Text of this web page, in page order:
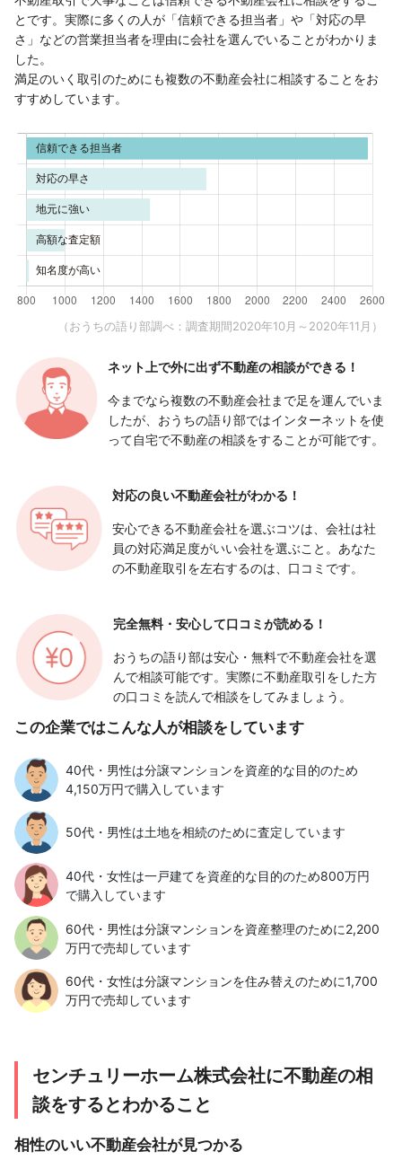
とです。実際に多くの人が「信頼できる担当者」や「対応の早
さ」などの営業担当者を理由に会社を選んでいることがわかりま
した。
満足のいく取引のためにも複数の不動産会社に相談することをお
すすめしています。
（おうちの語り部調べ：調査期間2020年10月～2020年11月）
ネット上で外に出ず不動産の相談ができる！
今までなら複数の不動産会社まで足を運んでいま
したが、おうちの語り部ではインターネットを使
って自宅で不動産の相談をすることが可能です。
対応の良い不動産会社がわかる！
安心できる不動産会社を選ぶコツは、会社は社
員の対応満足度がいい会社を選ぶこと。あなた
の不動産取引を左右するのは、口コミです。
完全無料・安心して口コミが読める！
おうちの語り部は安心・無料で不動産会社を選
んで相談可能です。実際に不動産取引をした方
の口コミを読んで相談をしてみましょう。
この企業ではこんな人が相談をしています
40代・男性は分譲マンションを資産的な目的のため
4,150万円で購入しています
50代・男性は土地を相続のために査定しています
40代・女性は一戸建てを資産的な目的のため800万円
で購入しています
60代・男性は分譲マンションを資産整理のために2,200
万円で売却しています
60代・女性は分譲マンションを住み替えのために1,700
万円で売却しています
センチュリーホーム株式会社に不動産の相
談をするとわかること
相性のいい不動産会社が見つかる